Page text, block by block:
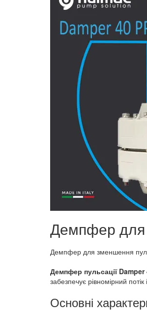
Демпфер для
Демпфер для зменшення
Демпфер пульсації Damper
забезпечує рівномірний
Основні